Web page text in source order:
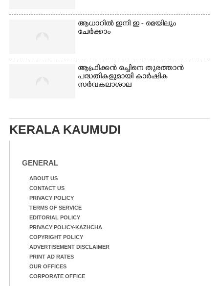
ആധാറിൽ ഇനി ഇ - മെയിലും
ചേർക്കാം
ആഫ്രിക്കൻ ഒച്ചിനെ തുരത്താൻ
പദ്ധതികളുമായി കാർഷിക
സർവകലാശാല
KERALA KAUMUDI
GENERAL
ABOUT US
CONTACT US
PRIVACY POLICY
TERMS OF SERVICE
EDITORIAL POLICY
PRIVACY POLICY-KAZHCHA
COPYRIGHT POLICY
ADVERTISEMENT DISCLAIMER
PRINT AD RATES
OUR OFFICES
CORPORATE OFFICE